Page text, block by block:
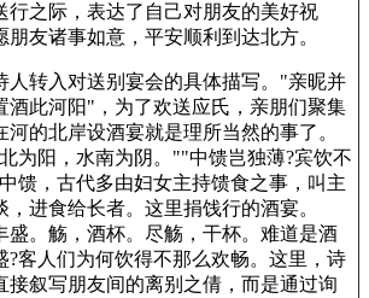
行之际，表达了自己对朋友的美好祝
朋友诸事如意，平安顺利到达北方。
人转入对送别宴会的具体描写。"亲昵并
酒此河阳"，为了欢送应氏，亲朋们聚集
河的北岸设酒宴就是理所当然的事了。
为阳，水南为阴。""中馈岂独薄?宾饮不
馈，古代多由妇女主持馈食之事，叫主
，进食给长者。这里捐饯行的酒宴。
盛。觞，酒杯。尽觞，干杯。难道是酒
?客人们为何饮得不那么欢畅。这里，诗
接叙写朋友间的离别之倩，而是通过询